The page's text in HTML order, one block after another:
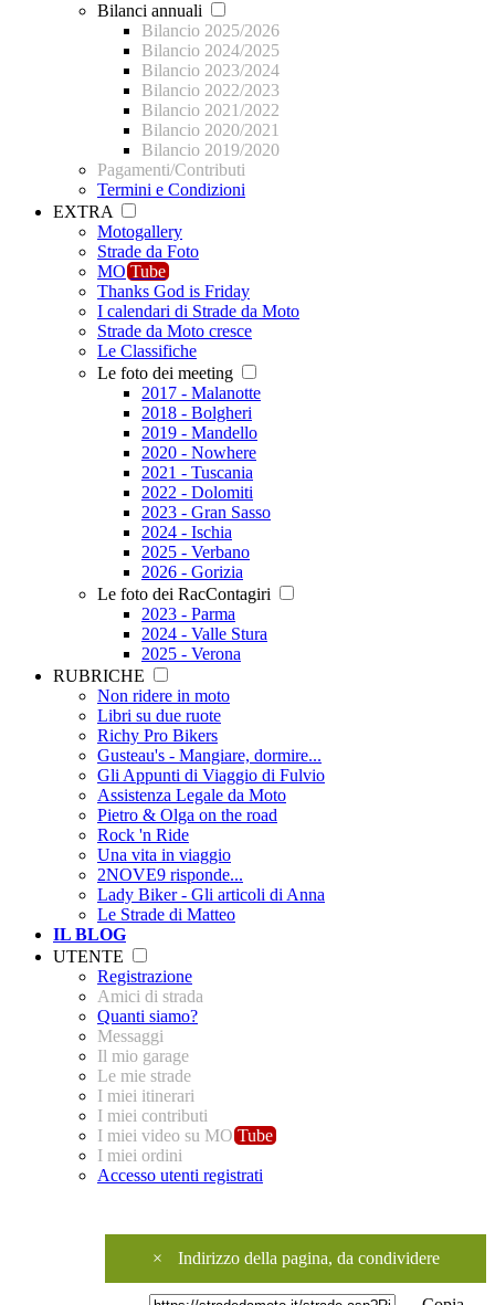
Bilanci annuali
Bilancio 2025/2026
Bilancio 2024/2025
Bilancio 2023/2024
Bilancio 2022/2023
Bilancio 2021/2022
Bilancio 2020/2021
Bilancio 2019/2020
Pagamenti/Contributi
Termini e Condizioni
EXTRA
Motogallery
Strade da Foto
MO Tube
Thanks God is Friday
I calendari di Strade da Moto
Strade da Moto cresce
Le Classifiche
Le foto dei meeting
2017 - Malanotte
2018 - Bolgheri
2019 - Mandello
2020 - Nowhere
2021 - Tuscania
2022 - Dolomiti
2023 - Gran Sasso
2024 - Ischia
2025 - Verbano
2026 - Gorizia
Le foto dei RacContagiri
2023 - Parma
2024 - Valle Stura
2025 - Verona
RUBRICHE
Non ridere in moto
Libri su due ruote
Richy Pro Bikers
Gusteau's - Mangiare, dormire...
Gli Appunti di Viaggio di Fulvio
Assistenza Legale da Moto
Pietro & Olga on the road
Rock 'n Ride
Una vita in viaggio
2NOVE9 risponde...
Lady Biker - Gli articoli di Anna
Le Strade di Matteo
IL BLOG
UTENTE
Registrazione
Amici di strada
Quanti siamo?
Messaggi
Il mio garage
Le mie strade
I miei itinerari
I miei contributi
I miei video su MO Tube
I miei ordini
Accesso utenti registrati
× Indirizzo della pagina, da condividere